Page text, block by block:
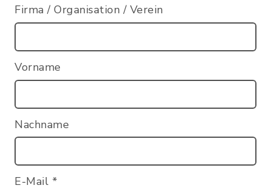
Firma / Organisation / Verein
Vorname
Nachname
E-Mail *